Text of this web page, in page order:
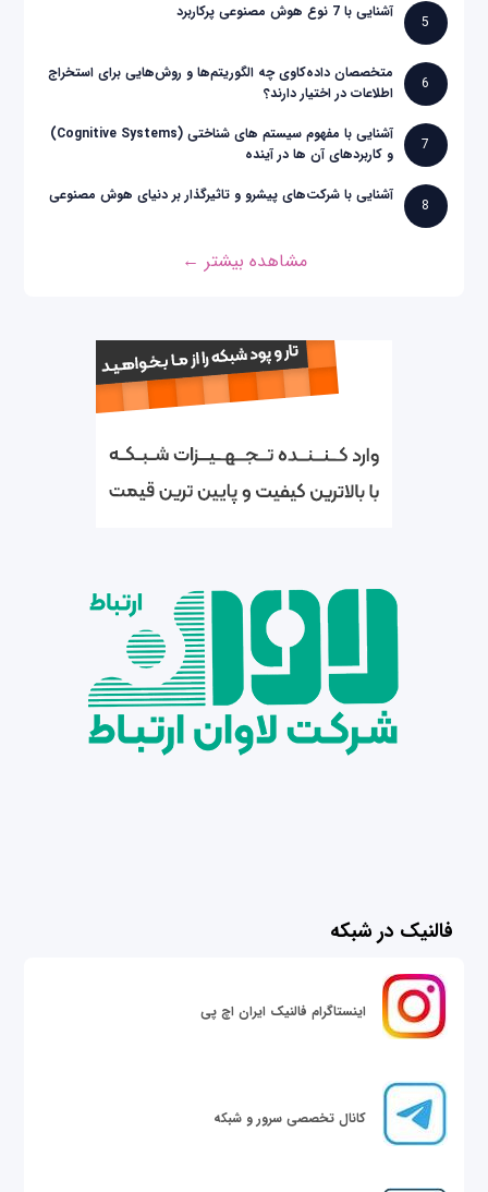
5
آشنایی با 7 نوع هوش مصنوعی پرکاربرد
6
متخصصان داده‌کاوی چه الگوریتم‌ها و روش‌هایی برای استخراج
اطلاعات در اختیار دارند؟
7
آشنایی با مفهوم سیستم های شناختی (Cognitive Systems)
و کاربردهای آن ها در آینده
8
آشنایی با شرکت‌های پیشرو و تاثیرگذار بر دنیای هوش مصنوعی
مشاهده بیشتر ←
فالنیک در شبکه
اینستاگرام فالنیک ایران اچ پی
کانال تخصصی سرور و شبکه